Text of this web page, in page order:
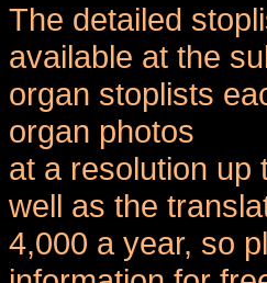
The detailed
available at the
organ stoplists
organ photos
at a resolution up
well as the
4,000 a year, so